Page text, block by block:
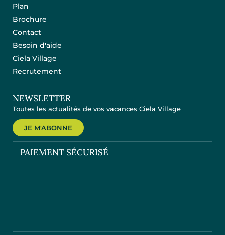
Plan
Brochure
Contact
Besoin d'aide
Ciela Village
Recrutement
NEWSLETTER
Toutes les actualités de vos vacances Ciela Village
JE M'ABONNE
PAIEMENT SÉCURISÉ